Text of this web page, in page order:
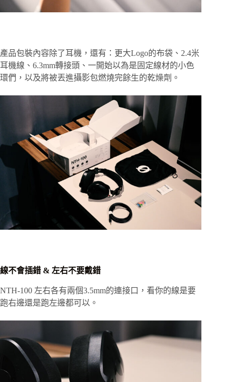
產品包裝內容除了耳機，還有：更大Logo的布袋、2.4米
耳機線、6.3mm轉接頭、一開始以為是固定線材的小色
環們，以及將被丟進攝影包燃燒完餘生的乾燥劑。
線不會插錯 & 左右不要戴錯
NTH-100 左右各有兩個3.5mm的連接口，看你的線是要
跑右邊還是跑左邊都可以。